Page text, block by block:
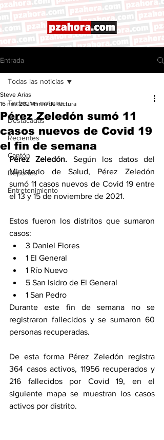
Entrada
Todas las noticias
Destacadas
Recientes
Cantón
Deportes
Entretenimiento
Todas las noticias
Pérez Zeledón sumó 11
casos nuevos de Covid 19
el fin de semana
Steve Arias
16 nov 2021 1 min de lectura
Pérez Zeledón. Según los datos del
Ministerio de Salud, Pérez Zeledón
sumó 11 casos nuevos de Covid 19 entre
el 13 y 15 de noviembre de 2021.
Estos fueron los distritos que sumaron
casos:
3 Daniel Flores
1 El General
1 Río Nuevo
5 San Isidro de El General
1 San Pedro
Durante este fin de semana no se
registraron fallecidos y se sumaron 60
personas recuperadas.
De esta forma Pérez Zeledón registra
364 casos activos, 11956 recuperados y
216 fallecidos por Covid 19, en el
siguiente mapa se muestran los casos
activos por distrito.